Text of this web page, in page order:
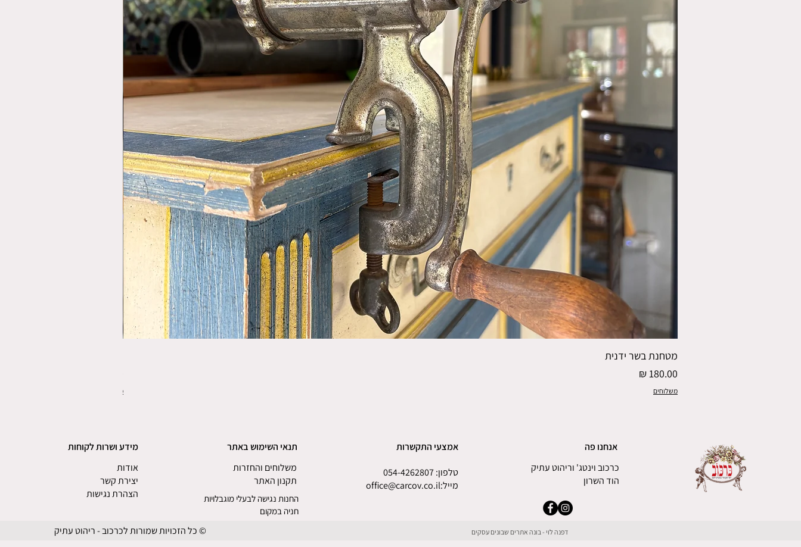
מטחנת בשר ידנית
מחיר
משלוחים משלוחים
מידע ושרות לקוחות
אודות
יצירת קשר
הצהרת נגישות
תנאי השימוש באתר
משלוחים והחזרות
תקנון האתר
החנות נגישה לבעלי מוגבלויות
חניה במקום
אמצעי התקשרות
טלפון:054-4262807
מייל:
office@carcov.co.il
אנחנו פה
כרכוב וינטג' וריהוט עתיק
הוד השרון
© כל הזכויות שמורות לכרכוב - ריהוט עתיק דפנה לוי - בונה אתרים שבונים עסקים